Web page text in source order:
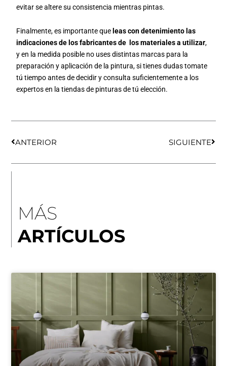
evitar se altere su consistencia mientras pintas.
Finalmente, es importante que leas con detenimiento las
indicaciones de los fabricantes de los materiales a utilizar,
y en la medida posible no uses distintas marcas para la
preparación y aplicación de la pintura, si tienes dudas tomate
tú tiempo antes de decidir y consulta suficientemente a los
expertos en la tiendas de pinturas de tú elección.
ANTERIOR SIGUIENTE
MÁS
ARTÍCULOS